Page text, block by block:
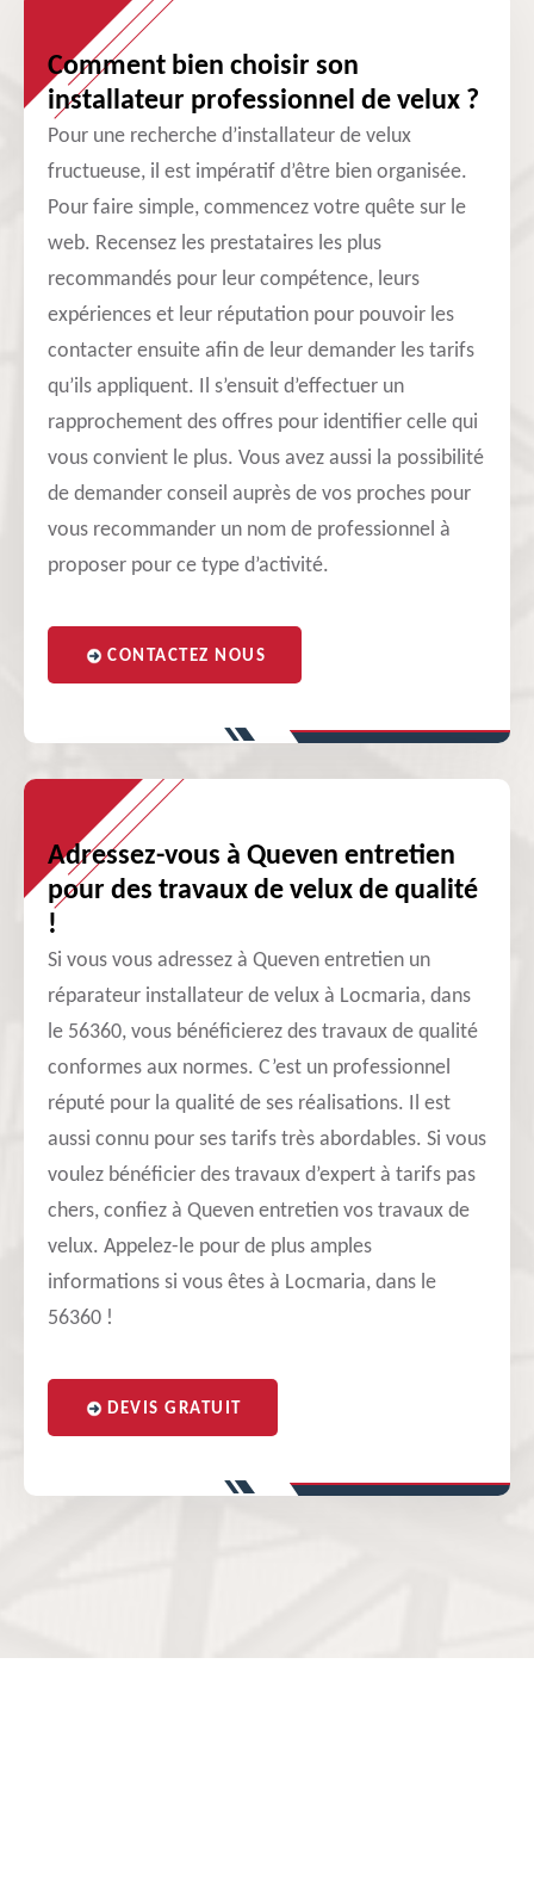
Comment bien choisir son
installateur professionnel de velux ?
Pour une recherche d’installateur de velux
fructueuse, il est impératif d’être bien organisée.
Pour faire simple, commencez votre quête sur le
web. Recensez les prestataires les plus
recommandés pour leur compétence, leurs
expériences et leur réputation pour pouvoir les
contacter ensuite afin de leur demander les tarifs
qu’ils appliquent. Il s’ensuit d’effectuer un
rapprochement des offres pour identifier celle qui
vous convient le plus. Vous avez aussi la possibilité
de demander conseil auprès de vos proches pour
vous recommander un nom de professionnel à
proposer pour ce type d’activité.
CONTACTEZ NOUS
Adressez-vous à Queven entretien
pour des travaux de velux de qualité
!
Si vous vous adressez à Queven entretien un
réparateur installateur de velux à Locmaria, dans
le 56360, vous bénéficierez des travaux de qualité
conformes aux normes. C’est un professionnel
réputé pour la qualité de ses réalisations. Il est
aussi connu pour ses tarifs très abordables. Si vous
voulez bénéficier des travaux d’expert à tarifs pas
chers, confiez à Queven entretien vos travaux de
velux. Appelez-le pour de plus amples
informations si vous êtes à Locmaria, dans le
56360 !
DEVIS GRATUIT